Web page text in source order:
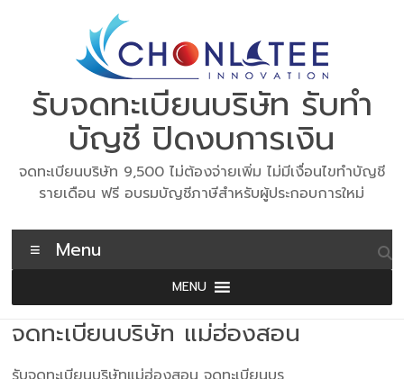
รับจดทะเบียนบริษัท รับทำ
บัญชี ปิดงบการเงิน
จดทะเบียนบริษัท 9,500 ไม่ต้องจ่ายเพิ่ม ไม่มีเงื่อนไขทำบัญชี
รายเดือน ฟรี อบรมบัญชีภาษีสำหรับผู้ประกอบการใหม่
Menu
MENU
จดทะเบียนบริษัท แม่ฮ่องสอน